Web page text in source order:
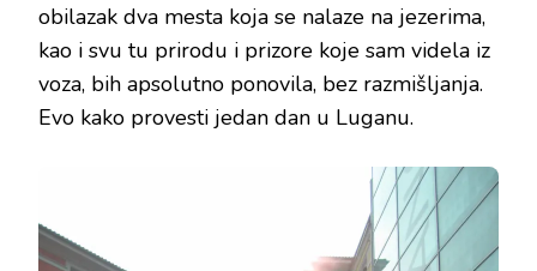
obilazak dva mesta koja se nalaze na jezerima,
kao i svu tu prirodu i prizore koje sam videla iz
voza, bih apsolutno ponovila, bez razmišljanja.
Evo kako provesti jedan dan u Luganu.